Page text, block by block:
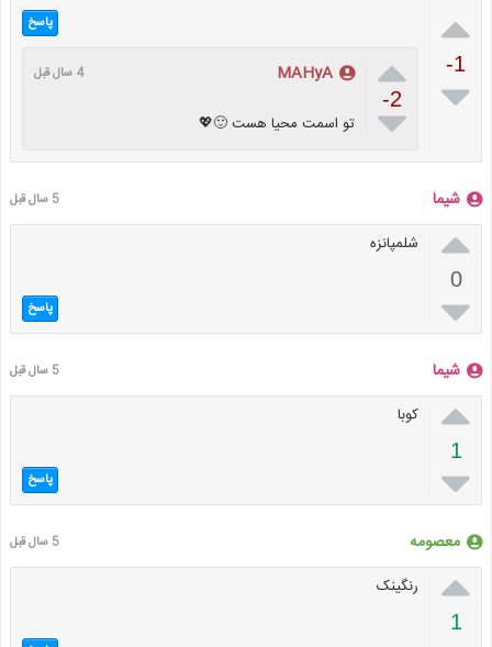

-1

پاسخ

-2

MAHyA 4 سال قبل
تو اسمت محیا هست 🙂💖
شیما 5 سال قبل

0

شلمپانزه
پاسخ
شیما 5 سال قبل

1

کوبا
پاسخ
معصومه 5 سال قبل

1
رنگینک